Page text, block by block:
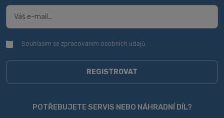
Souhlasím
zpracováním
Souhlasím se zpracováním osobních údajů.
REGISTROVAT
se
POTŘEBUJETE SERVIS NEBO NÁHRADNÍ DÍL?